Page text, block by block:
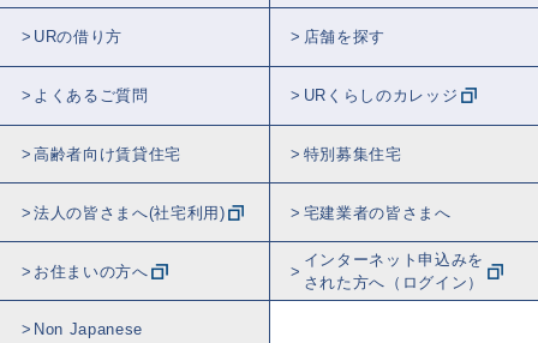
URの借り方 店舗を探す
よくあるご質問 URくらしのカレッジ
高齢者向け賃貸住宅 特別募集住宅
法人の皆さまへ(社宅利用) 宅建業者の皆さまへ
お住まいの方へ
インターネット申込みを
された方へ（ログイン）
Non Japanese